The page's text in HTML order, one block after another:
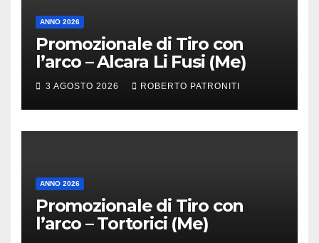
ANNO 2026
Promozionale di Tiro con
l’arco – Alcara Li Fusi (Me)
3 AGOSTO 2026 ROBERTO PATRONITI
ANNO 2026
Promozionale di Tiro con
l’arco – Tortorici (Me)